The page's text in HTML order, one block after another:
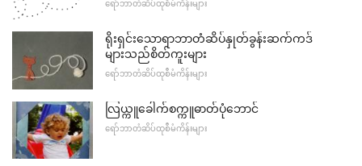
ရော်ဘာတံဆိပ်ထုစီမံကိန်းများ
ရိုးရှင်းသောရာဘာတံဆိပ်နှုတ်ခွန်းဆက်ကဒ်
များသည်စိတ်ကူးများ
ရော်ဘာတံဆိပ်ထုစီမံကိန်းများ
လြယ္ကူခေါက်စက္ကူဓာတ်ပုံဘောင်
ရော်ဘာတံဆိပ်ထုစီမံကိန်းများ